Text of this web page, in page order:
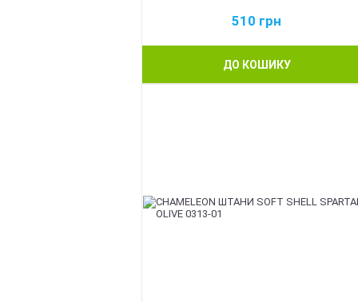
510 грн
ДО КОШИКУ